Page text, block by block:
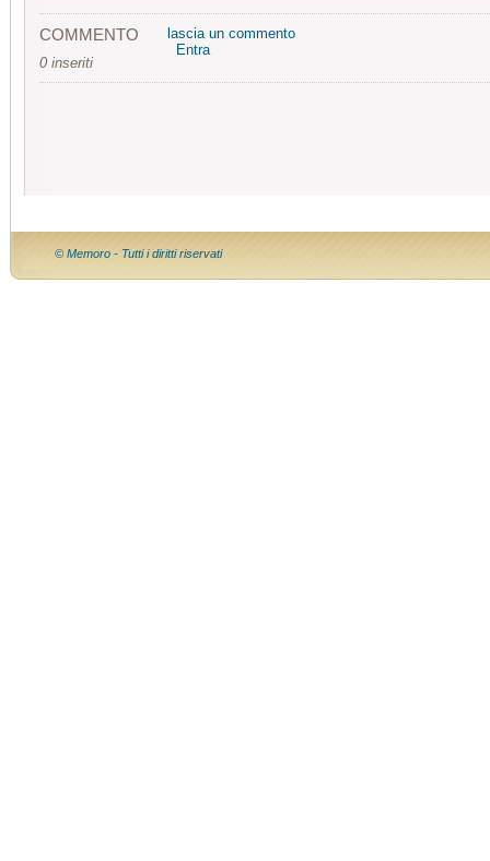
COMMENTO
0 inseriti
lascia un commento
Entra
© Memoro - Tutti i diritti riservati